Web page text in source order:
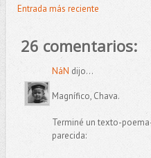
Entrada más reciente
26 comentarios:
NáN dijo...
Magnífico, Chava.
Terminé un texto-
parecida: